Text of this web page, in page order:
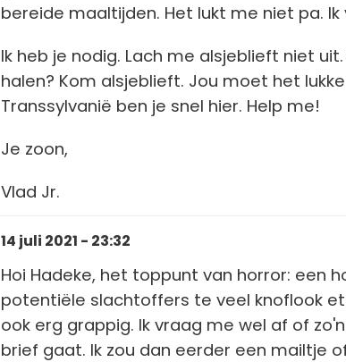
bereide maaltijden. Het lukt me niet pa. Ik
Ik heb je nodig. Lach me alsjeblieft niet
halen? Kom alsjeblieft. Jou moet het
Transsylvanië ben je snel hier. Help me!
Je zoon,
Vlad Jr.
14 juli 2021 - 23:32
Hoi Hadeke, het toppunt van horror: een
potentiële slachtoffers te veel knoflook
ook erg grappig. Ik vraag me wel af of
brief gaat. Ik zou dan eerder een mailtje